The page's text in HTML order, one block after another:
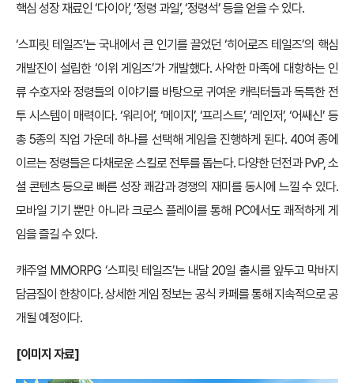
핵심 성장 재료인 ‘다이아’, ‘정령 과일’, ‘정령석’ 등을 얻을 수 있다.
‘스피릿 테일즈’는 국내에서 큰 인기를 끌었던 ‘히어로즈 테일즈’의 핵심
개발진이 설립한 ‘이위 게임즈’가 개발했다. 사악한 마족에 대항하는 인
류 수호자와 정령들의 이야기를 바탕으로 귀여운 캐릭터들과 독특한 전
투 시스템이 매력이다. ‘워리어’, ‘메이지’, ‘프리스트’, ‘레인저’, ‘어쌔신’ 등
총 5종의 직업 가운데 하나를 선택해 게임을 진행하게 된다. 40여 종에
이르는 정령들은 다채로운 스킬로 전투를 돕는다. 다양한 던전과 PvP, 소
셜 콘텐츠 등으로 빠른 성장 쾌감과 경쟁의 재미를 동시에 느낄 수 있다.
모바일 기기 뿐만 아니라 크로스 플레이를 통해 PC에서도 쾌적하게 게
임을 즐길 수 있다.
캐주얼 MMORPG ‘스피릿 테일즈’는 내달 20일 출시를 앞두고 막바지
담금질이 한창이다. 상세한 게임 정보는 공식 카페를 통해 지속적으로 공
개될 예정이다.
[이미지 자료]